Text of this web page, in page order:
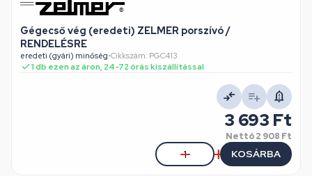
Gégecső vég (eredeti) ZELMER porszívó /
RENDELÉSRE
eredeti (gyári) minőség•Cikkszám: PGC413
1 db ezen az áron, 24-72 órás kiszállítással
3 693 Ft
Nettó2 908 Ft
KOSÁRBA